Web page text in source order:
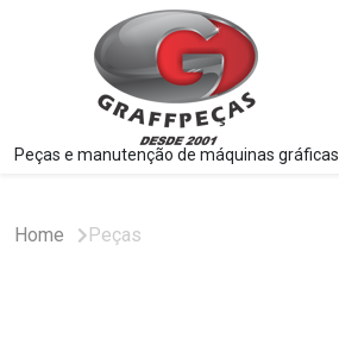
Peças e manutenção de máquinas gráficas
Home Peças